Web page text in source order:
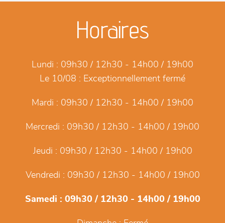
Horaires
Lundi : 09h30 / 12h30 - 14h00 / 19h00
Le 10/08 : Exceptionnellement fermé
Mardi : 09h30 / 12h30 - 14h00 / 19h00
Mercredi : 09h30 / 12h30 - 14h00 / 19h00
Jeudi : 09h30 / 12h30 - 14h00 / 19h00
Vendredi : 09h30 / 12h30 - 14h00 / 19h00
Samedi : 09h30 / 12h30 - 14h00 / 19h00